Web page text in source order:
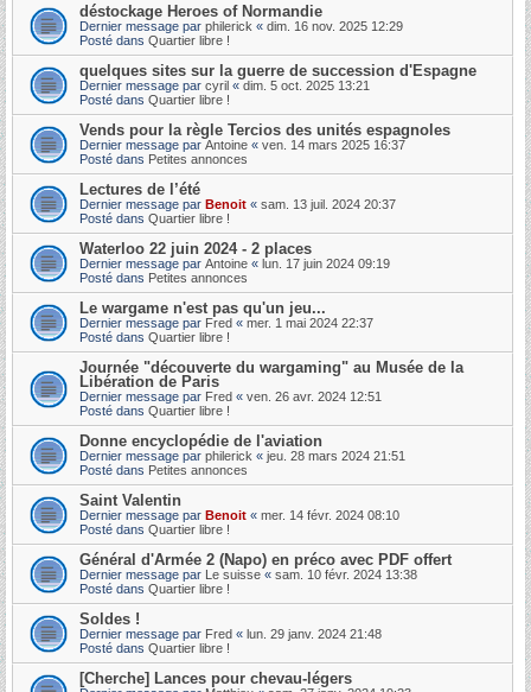
déstockage Heroes of Normandie
Dernier message par philerick « dim. 16 nov. 2025 12:29
Posté dans Quartier libre !
quelques sites sur la guerre de succession d'Espagne
Dernier message par cyril « dim. 5 oct. 2025 13:21
Posté dans Quartier libre !
Vends pour la règle Tercios des unités espagnoles
Dernier message par Antoine « ven. 14 mars 2025 16:37
Posté dans Petites annonces
Lectures de l’été
Dernier message par Benoit « sam. 13 juil. 2024 20:37
Posté dans Quartier libre !
Waterloo 22 juin 2024 - 2 places
Dernier message par Antoine « lun. 17 juin 2024 09:19
Posté dans Petites annonces
Le wargame n'est pas qu'un jeu...
Dernier message par Fred « mer. 1 mai 2024 22:37
Posté dans Quartier libre !
Journée "découverte du wargaming" au Musée de la
Libération de Paris
Dernier message par Fred « ven. 26 avr. 2024 12:51
Posté dans Quartier libre !
Donne encyclopédie de l'aviation
Dernier message par philerick « jeu. 28 mars 2024 21:51
Posté dans Petites annonces
Saint Valentin
Dernier message par Benoit « mer. 14 févr. 2024 08:10
Posté dans Quartier libre !
Général d'Armée 2 (Napo) en préco avec PDF offert
Dernier message par Le suisse « sam. 10 févr. 2024 13:38
Posté dans Quartier libre !
Soldes !
Dernier message par Fred « lun. 29 janv. 2024 21:48
Posté dans Quartier libre !
[Cherche] Lances pour chevau-légers